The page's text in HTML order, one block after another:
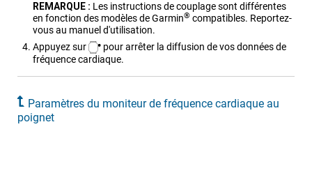
REMARQUE : Les instructions de couplage sont différentes
en fonction des modèles de Garmin® compatibles. Reportez-
vous au manuel d'utilisation.
Appuyez sur
pour arrêter la diffusion de vos données de
fréquence cardiaque.
Paramètres du moniteur de fréquence cardiaque au
poignet